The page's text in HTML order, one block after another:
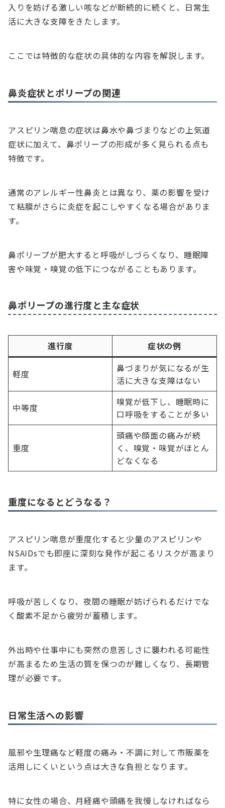
入りを妨げる激しい咳などが断続的に続くと、日常生
活に大きな支障をきたします。
ここでは特徴的な症状の具体的な内容を解説します。
鼻炎症状とポリープの関連
アスピリン喘息の症状は鼻水や鼻づまりなどの上気道
症状に加えて、鼻ポリープの形成が多く見られる点も
特徴です。
通常のアレルギー性鼻炎とは異なり、薬の影響を受け
て粘膜がさらに炎症を起こしやすくなる場合がありま
す。
鼻ポリープが肥大すると呼吸がしづらくなり、睡眠障
害や味覚・嗅覚の低下につながることもあります。
鼻ポリープの進行度と主な症状
進行度 症状の例
軽度
鼻づまりが気になるが生
活に大きな支障はない
中等度
嗅覚が低下し、睡眠時に
口呼吸をすることが多い
重度
頭痛や顔面の痛みが続
く、嗅覚・味覚がほとん
どなくなる
重度になるとどうなる？
アスピリン喘息が重度化すると少量のアスピリンや
NSAIDsでも即座に深刻な発作が起こるリスクが高まり
ます。
呼吸が苦しくなり、夜間の睡眠が妨げられるだけでな
く酸素不足から疲労が蓄積します。
外出時や仕事中にも突然の息苦しさに襲われる可能性
が高まるため生活の質を保つのが難しくなり、長期管
理が必要です。
日常生活への影響
風邪や生理痛など軽度の痛み・不調に対して市販薬を
活用しにくいという点は大きな負担となります。
特に女性の場合、月経痛や頭痛を我慢しなければなら